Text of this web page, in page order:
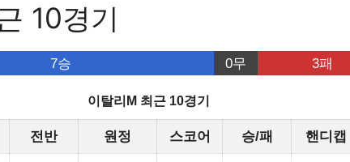
10경기
7승 0무 3패
이탈리M 최근 10경기
전반 원정 스코어 승/패 핸디캡